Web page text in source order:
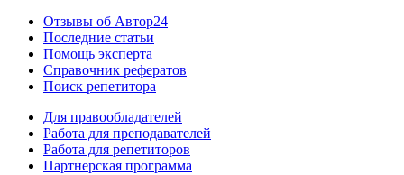
Отзывы об Автор24
Последние статьи
Помощь эксперта
Справочник рефератов
Поиск репетитора
Для правообладателей
Работа для преподавателей
Работа для репетиторов
Партнерская программа